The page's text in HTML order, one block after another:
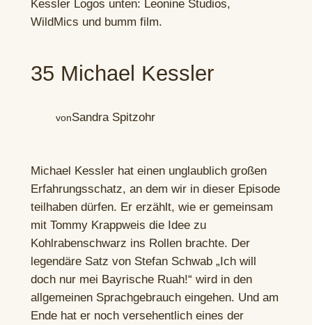
35 Michael Kessler
vonSandra Spitzohr
Michael Kessler hat einen unglaublich großen
Erfahrungsschatz, an dem wir in dieser Episode
teilhaben dürfen. Er erzählt, wie er gemeinsam
mit Tommy Krappweis die Idee zu
Kohlrabenschwarz ins Rollen brachte. Der
legendäre Satz von Stefan Schwab „Ich will
doch nur mei Bayrische Ruah!“ wird in den
allgemeinen Sprachgebrauch eingehen. Und am
Ende hat er noch versehentlich eines der